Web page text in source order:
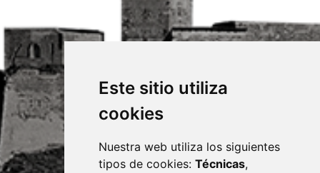
Este sitio utiliza
cookies
Nuestra web utiliza los siguientes
tipos de cookies: Técnicas,